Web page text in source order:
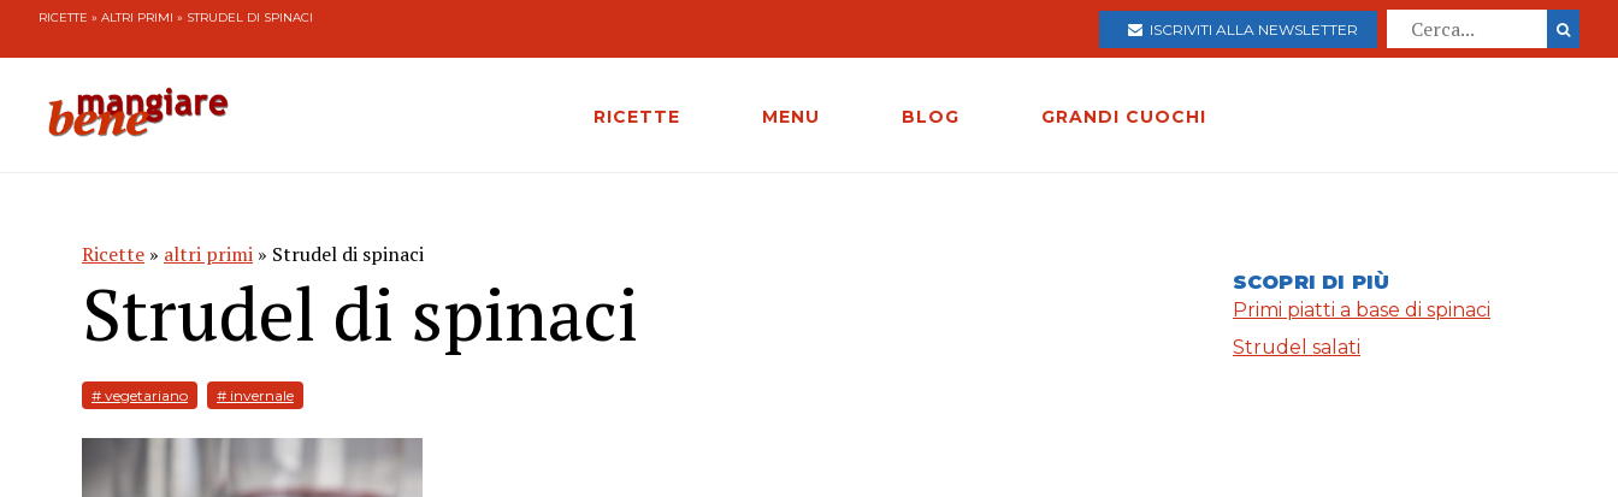
RICETTE » ALTRI PRIMI » STRUDEL DI SPINACI
ISCRIVITI ALLA NEWSLETTER
RICETTE MENU BLOG GRANDI CUOCHI
Ricette » altri primi » Strudel di spinaci
Strudel di spinaci
# vegetariano # invernale
SCOPRI DI PIÙ
Primi piatti a base di spinaci
Strudel salati